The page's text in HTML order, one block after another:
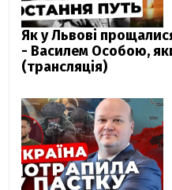
Як у Львові
- Василем Особою,
(трансляція)